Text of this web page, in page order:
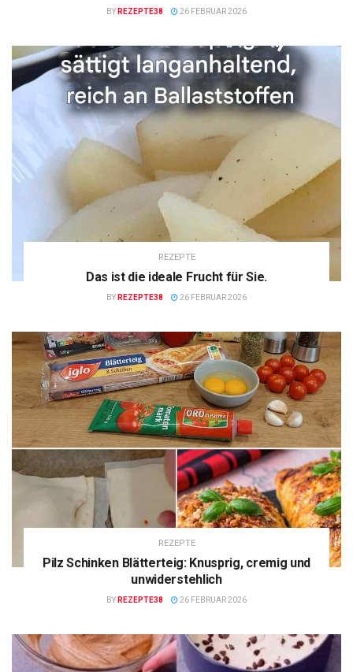
BY REZEPTE38 26 FEBRUAR 2026
REZEPTE
Das ist die ideale Frucht für Sie.
BY REZEPTE38 26 FEBRUAR 2026
REZEPTE
Pilz Schinken Blätterteig: Knusprig, cremig und
unwiderstehlich
BY REZEPTE38 26 FEBRUAR 2026